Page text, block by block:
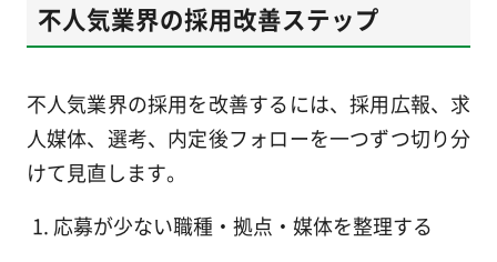
不人気業界の採用改善ステップ
不人気業界の採用を改善するには、採用広報、求
人媒体、選考、内定後フォローを一つずつ切り分
けて見直します。
応募が少ない職種・拠点・媒体を整理する